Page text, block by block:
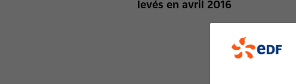
levés en avril 2016